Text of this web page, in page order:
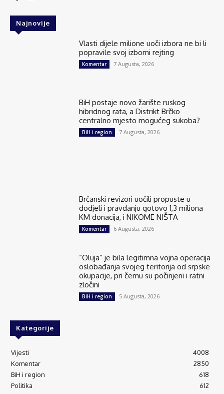
Najnovije
Vlasti dijele milione uoči izbora ne bi li
popravile svoj izborni rejting
Komentar 7 Augusta, 2026
BiH postaje novo žarište ruskog
hibridnog rata, a Distrikt Brčko
centralno mjesto mogućeg sukoba?
BiH i region 7 Augusta, 2026
Brčanski revizori uočili propuste u
dodjeli i pravdanju gotovo 1,3 miliona
KM donacija, i NIKOME NIŠTA
Komentar 6 Augusta, 2026
“Oluja” je bila legitimna vojna operacija
oslobađanja svojeg teritorija od srpske
okupacije, pri čemu su počinjeni i ratni
zločini
BiH i region 5 Augusta, 2026
Kategorije
Vijesti
4008
Komentar
2850
BiH i region
618
Politika
612